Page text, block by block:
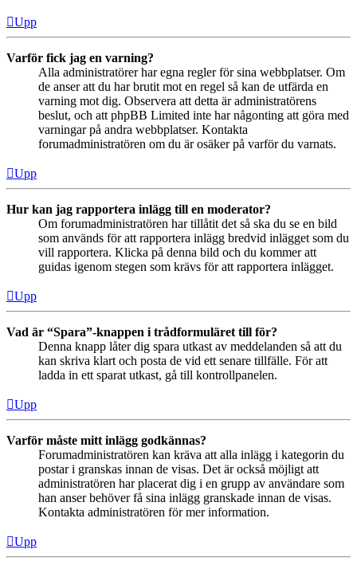
Upp
Varför fick jag en varning?
Alla administratörer har egna regler för sina webbplatser. Om
de anser att du har brutit mot en regel så kan de utfärda en
varning mot dig. Observera att detta är administratörens
beslut, och att phpBB Limited inte har någonting att göra med
varningar på andra webbplatser. Kontakta
forumadministratören om du är osäker på varför du varnats.
Upp
Hur kan jag rapportera inlägg till en moderator?
Om forumadministratören har tillåtit det så ska du se en bild
som används för att rapportera inlägg bredvid inlägget som du
vill rapportera. Klicka på denna bild och du kommer att
guidas igenom stegen som krävs för att rapportera inlägget.
Upp
Vad är “Spara”-knappen i trådformuläret till för?
Denna knapp låter dig spara utkast av meddelanden så att du
kan skriva klart och posta de vid ett senare tillfälle. För att
ladda in ett sparat utkast, gå till kontrollpanelen.
Upp
Varför måste mitt inlägg godkännas?
Forumadministratören kan kräva att alla inlägg i kategorin du
postar i granskas innan de visas. Det är också möjligt att
administratören har placerat dig i en grupp av användare som
han anser behöver få sina inlägg granskade innan de visas.
Kontakta administratören för mer information.
Upp